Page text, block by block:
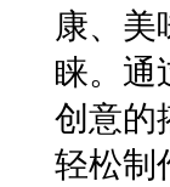
康、美
睐。通
创意的
轻松制